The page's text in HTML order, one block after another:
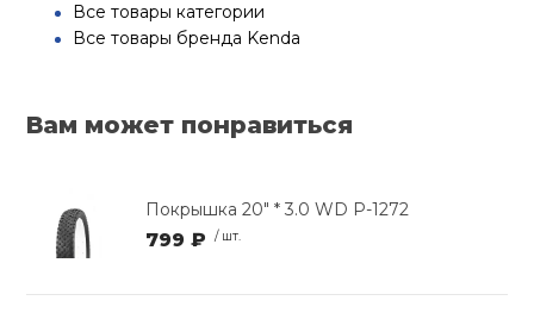
Все товары категории
Все товары бренда Kenda
Вам может понравиться
Покрышка 20" * 3.0 WD P-1272
799 ₽ / шт.